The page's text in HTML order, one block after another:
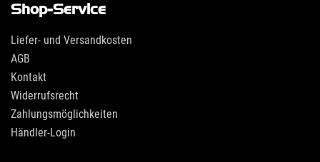
Shop-Service
Liefer- und Versandkosten
AGB
Kontakt
Widerrufsrecht
Zahlungsmöglichkeiten
Händler-Login